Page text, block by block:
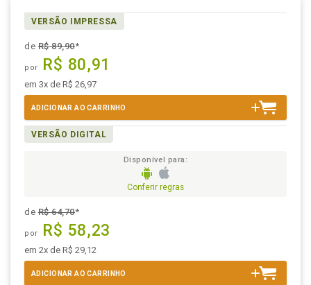
VERSÃO IMPRESSA
deR$ 89,90*
por R$ 80,91
em 3x de R$ 26,97
ADICIONAR AO CARRINHO
VERSÃO DIGITAL
Disponível para:
Conferir regras
deR$ 64,70*
por R$ 58,23
em 2x de R$ 29,12
ADICIONAR AO CARRINHO